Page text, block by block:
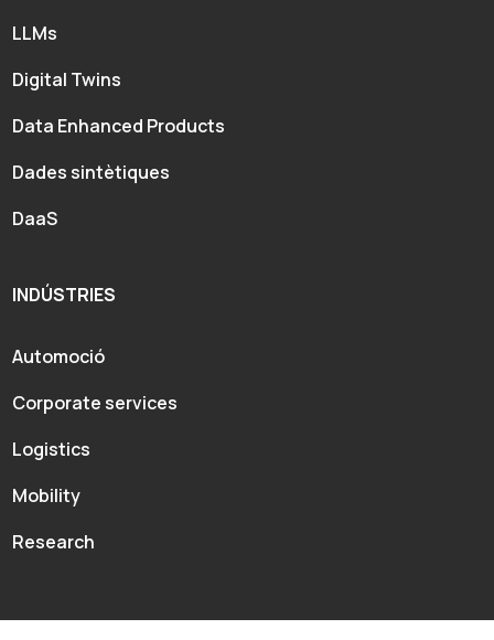
LLMs
Digital Twins
Data Enhanced Products
Dades sintètiques
DaaS
INDÚSTRIES
Automoció
Corporate services
Logistics
Mobility
Research